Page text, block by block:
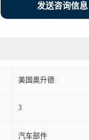
发送咨询信息
美国奥升德
3
汽车部件